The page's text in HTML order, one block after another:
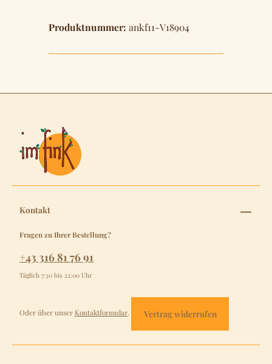
Produktnummer: ankf11-V18904
Kontakt
Fragen zu Ihrer Bestellung?
+43 316 81 76 91
Täglich 7:30 bis 22:00 Uhr
Oder über unser Kontaktformular. Vertrag widerrufen